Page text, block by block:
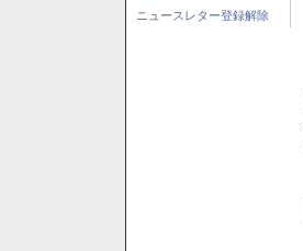
ニュースレター登録解除